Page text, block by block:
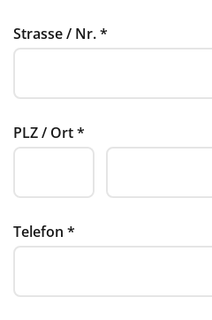
Strasse / Nr.*
PLZ / Ort*
Telefon *